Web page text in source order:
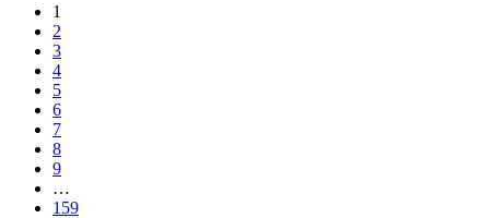
1
2
3
4
5
6
7
8
9
…
159